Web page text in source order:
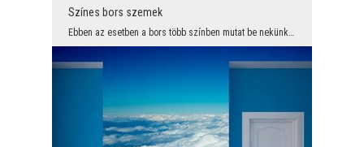
Színes bors szemek
Ebben az esetben a bors több színben mutat be nekünk. Pontosan ugyanaz, mint a konyhában és az ed...